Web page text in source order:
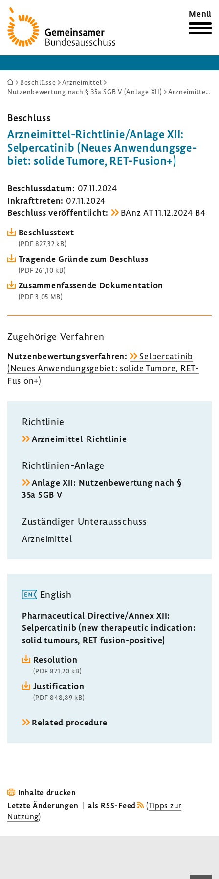
Zur
Startseite
Menü
Sie
sind
Beschlüsse
Arzneimittel
Nutzenbewertung nach § 35a SGB V (Anlage XII)
Arzneimittel-Richtlinie/Anlage XII: Selpercatinib (Neues Anwendungsgebiet: solide Tumore, RET-Fusion+)
Beschluss
Arzneimittel-​Richtlinie/Anlage XII:
Selper­ca­tinib (Neues Anwen­dungs­ge­
biet: solide Tumore, RET-​Fusion+)
Beschluss­datum: 07.11.2024
Inkraft­treten: 07.11.2024
Beschluss veröf­fent­licht:
BAnz AT 11.12.2024 B4
Beschluss­text
(PDF 827,32 kB)
Tragende Gründe zum Beschluss
(PDF 261,10 kB)
Zusam­men­fas­sende Doku­men­ta­tion
(PDF 3,05 MB)
Zuge­hö­rige Verfahren
Nutzen­be­wer­tungs­ver­fahren:
Selper­ca­tinib
(Neues Anwen­dungs­ge­biet: solide Tumore, RET-​
Fusion+)
Richt­linie
Arzneimittel-​Richtlinie
Richtlinien-​Anlage
Anlage XII: Nutzen­be­wer­tung nach §
35a SGB V
Zustän­diger Unter­aus­schuss
Arznei­mittel
English
Pharmaceutical Directive/Annex XII:
Selpercatinib (new therapeutic indication:
solid tumours, RET fusion-positive)
Resolution
(PDF 871,20 kB)
Justification
(PDF 848,89 kB)
Related procedure
Inhalte drucken
Letzte Änderungen | als RSS-Feed (Tipps zur
Nutzung)